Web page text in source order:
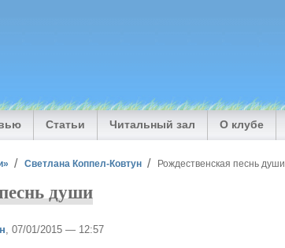
Статьи Читальный зал О клубе
Светлана Коппел-Ковтун Рождественская песнь души
души
, 07/01/2015 — 12:57